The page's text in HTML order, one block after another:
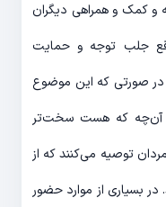
و کمک و همراهی دیگران
جلب توجه و حمایت
در صورتی که این موضوع
آن‌چه که هست سخت‌تر
توصیه می‌کنند که از
بسیاری از موارد حضور